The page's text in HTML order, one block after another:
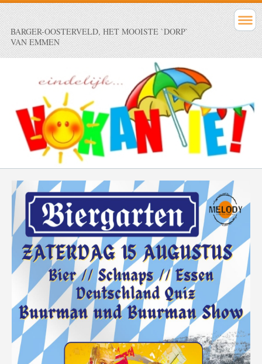
BARGER-OOSTERVELD, HET MOOISTE `DORP`
VAN EMMEN